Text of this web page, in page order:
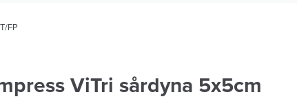
FP
ViTri sårdyna 5x5cm